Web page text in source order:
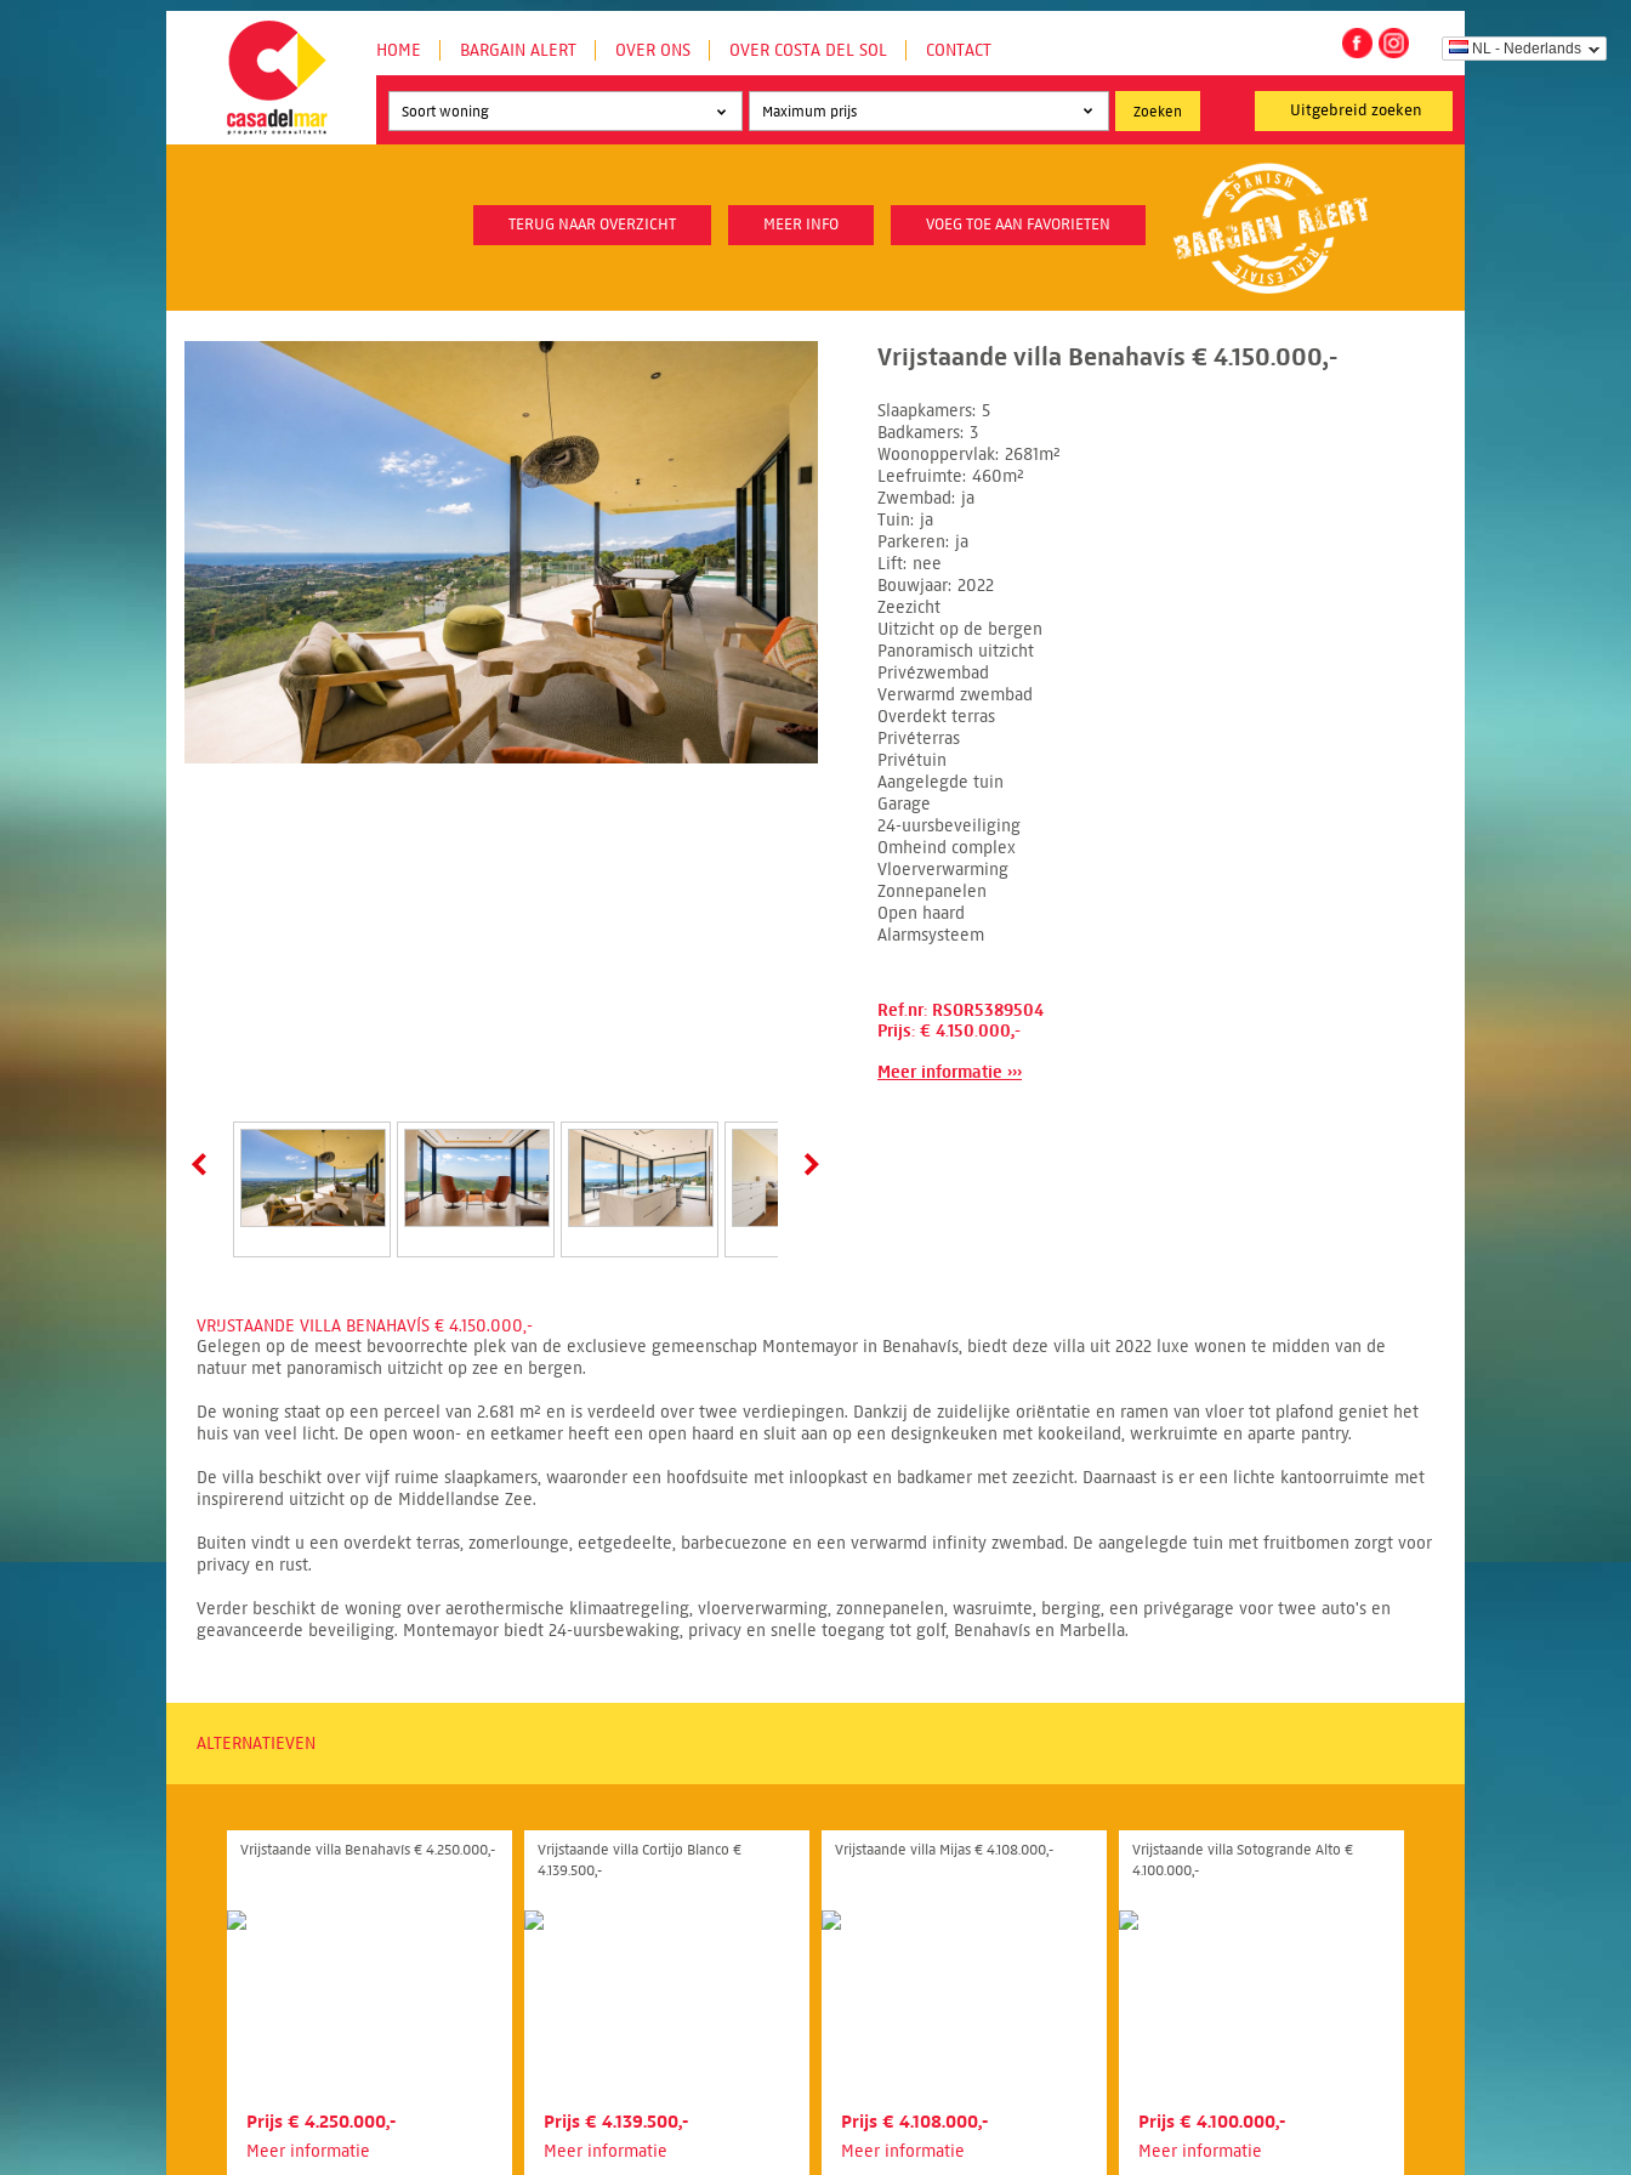
NL - Nederlands
HOME BARGAIN ALERT OVER ONS OVER COSTA DEL SOL CONTACT
Uitgebreid zoeken
Soort woning
TERUG NAAR OVERZICHT MEER INFO VOEG TOE AAN FAVORIETEN
Vrijstaande villa Benahavís € 4.150.000,-
Slaapkamers 5
Badkamers 3
Woonoppervlak 2681m²
Leefruimte 460m²
Zwembad
ja
Tuin ja
Parkeren ja
Lift nee
Bouwjaar 2022
Zeezicht
Uitzicht op de bergen
Panoramisch uitzicht
Privézwembad
Verwarmd zwembad
Overdekt terras
Privéterras
Privétuin
Aangelegde tuin
Garage
24-uursbeveiliging
Omheind complex
Vloerverwarming
Zonnepanelen
Open haard
Alarmsysteem
Ref.nr: RSOR5389504
Prijs: € 4.150.000,-
Meer informatie ›››
VRIJSTAANDE VILLA BENAHAVÍS € 4.150.000,-
Gelegen op de meest bevoorrechte plek van de exclusieve gemeenschap Montemayor in Benahavís, biedt deze villa uit 2022 luxe wonen te midden van de
natuur met panoramisch uitzicht op zee en bergen.
De woning staat op een perceel van 2.681 m² en is verdeeld over twee verdiepingen. Dankzij de zuidelijke oriëntatie en ramen van vloer tot plafond geniet het
huis van veel licht. De open woon- en eetkamer heeft een open haard en sluit aan op een designkeuken met kookeiland, werkruimte en aparte pantry.
De villa beschikt over vijf ruime slaapkamers, waaronder een hoofdsuite met inloopkast en badkamer met zeezicht. Daarnaast is er een lichte kantoorruimte met
inspirerend uitzicht op de Middellandse Zee.
Buiten vindt u een overdekt terras, zomerlounge, eetgedeelte, barbecuezone en een verwarmd infinity zwembad. De aangelegde tuin met fruitbomen zorgt voor
privacy en rust.
Verder beschikt de woning over aerothermische klimaatregeling, vloerverwarming, zonnepanelen, wasruimte, berging, een privégarage voor twee auto's en
geavanceerde beveiliging. Montemayor biedt 24-uursbewaking, privacy en snelle toegang tot golf, Benahavís en Marbella.
ALTERNATIEVEN
Vrijstaande villa Benahavís € 4.250.000,-
Prijs € 4.250.000,-
Meer informatie
Vrijstaande villa Cortijo Blanco €
4.139.500,-
Prijs € 4.139.500,-
Meer informatie
Vrijstaande villa Mijas € 4.108.000,-
Prijs € 4.108.000,-
Meer informatie
Vrijstaande villa Sotogrande Alto €
4.100.000,-
Prijs € 4.100.000,-
Meer informatie